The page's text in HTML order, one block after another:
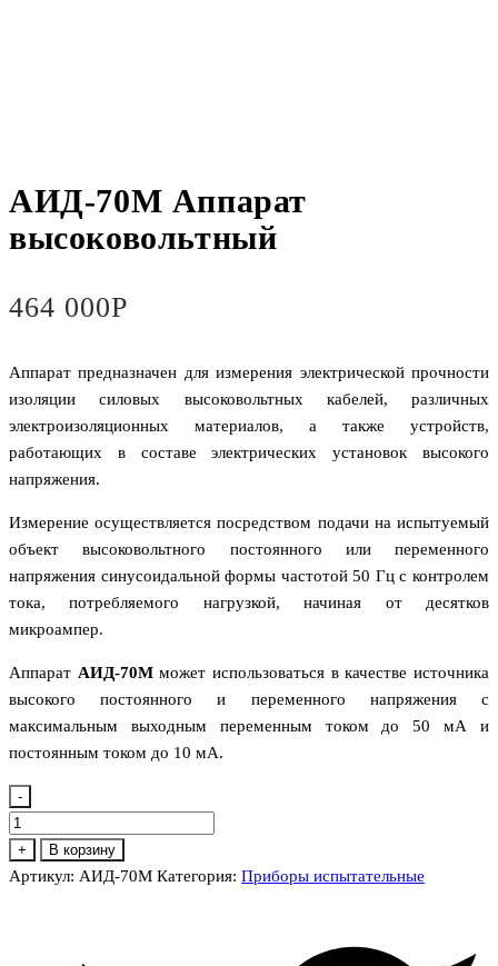
АИД-70М Аппарат
высоковольтный
464 000Р
Аппарат предназначен для измерения электрической прочности
изоляции силовых высоковольтных кабелей, различных
электроизоляционных материалов, а также устройств,
работающих в составе электрических установок высокого
напряжения.
Измерение осуществляется посредством подачи на испытуемый
объект высоковольтного постоянного или переменного
напряжения синусоидальной формы частотой 50 Гц с контролем
тока, потребляемого нагрузкой, начиная от десятков
микроампер.
Аппарат АИД-70Мможет использоваться в качестве источника
высокого постоянного и переменного напряжения с
максимальным выходным переменным током до 50 мА и
постоянным током до 10 мА.
-
Количество
товара
АИД-70М
+ В корзину
Артикул: АИД-70М Категория: Приборы испытательные